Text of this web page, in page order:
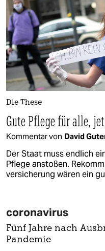
Die These
Gute Pflege für alle,
Kommentar von David
Der Staat muss endlich
Pflege anstoßen.
ver­si­che­rung wären ein
coronavirus
Fünf Jahre nach
Pandemie